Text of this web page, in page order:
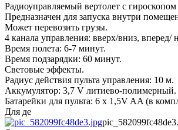
Радиоуправляемый вертолет с
Предназначен для запуска внутри
Может перевозить грузы.
4 канала управления: вверх/вниз, вперед/
Время полета: 6-7 минут.
Время подзарядки: 60 минут.
Световые эффекты.
Радиус действия пульта управления: 10 м.
Аккумулятор: 3,7 V литиево-полимерный.
Батарейки для пульта: 6 x 1,5V AA (в
Для де